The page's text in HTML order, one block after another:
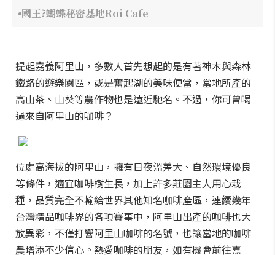
國王?蝴蝶秘密基地Roi Cafe
提起嘉義阿里山，多數人首先想起的是有著神木與森林
鐵路的遊樂園區，或是奮起湖的美味便當，當地所產的
高山茶、山葵等農作物也是遠近馳名。不過，你可曾喝
過來自阿里山的咖啡？
位處高海拔的阿里山，擁有日夜溫差大、自然環境優良
等條件，適宜咖啡樹生長，加上許多莊園主人用心栽
種，品質完全不輸給世界其他知名咖啡產區，連續幾年
台灣精品咖啡界的各項賽事中，阿里山出產的咖啡也大
放異彩，不僅打響阿里山咖啡的名號，也讓當地的咖啡
農增添不少信心。熱愛咖啡的朋友，如有機會前往嘉